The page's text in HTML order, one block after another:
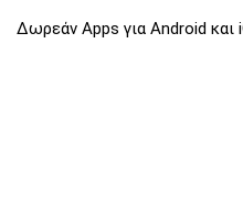
Δωρεάν Apps για Android και